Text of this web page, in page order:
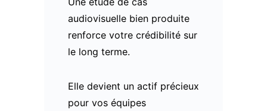
audiovisuelle bien produite
renforce votre crédibilité sur
le long terme.
Elle devient un actif précieux
pour vos équipes